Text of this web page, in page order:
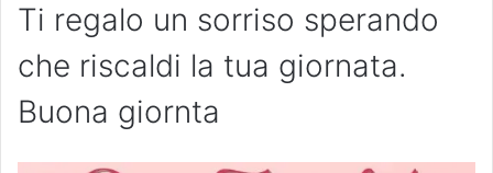
Ti regalo un sorriso sperando
che riscaldi la tua giornata.
Buona giornta